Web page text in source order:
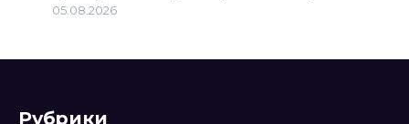
05.08.2026
Рубрики